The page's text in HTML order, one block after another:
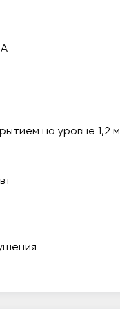
на уровне 1,2 м